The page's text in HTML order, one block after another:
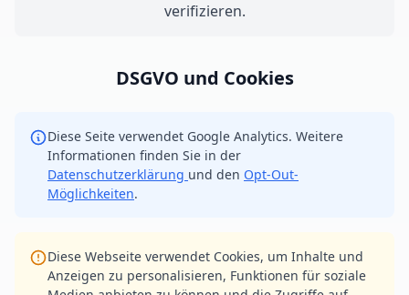
verifizieren.
DSGVO und Cookies
Diese Seite verwendet Google Analytics. Weitere
Informationen finden Sie in der
Datenschutzerklärung und den Opt-Out-
Möglichkeiten.
Diese Webseite verwendet Cookies, um Inhalte und
Anzeigen zu personalisieren, Funktionen für soziale